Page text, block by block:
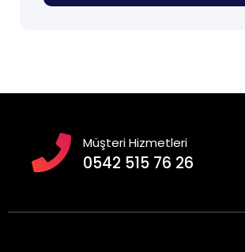
Müşteri Hizmetleri
0542 515 76 26